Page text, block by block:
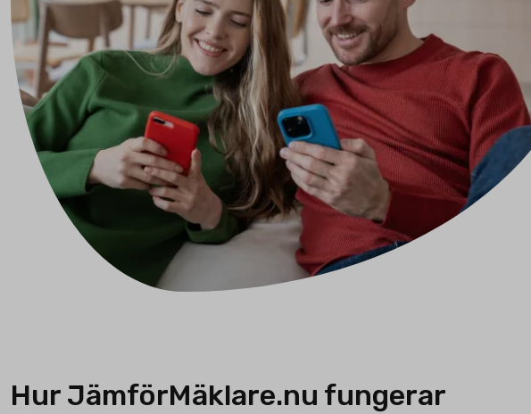
Hur JämförMäklare.nu fungerar